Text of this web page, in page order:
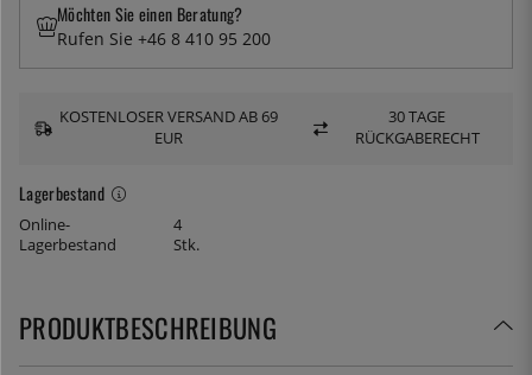
Lagerbestand
Online-
Lagerbestand
4
Stk.
Möchten Sie einen Beratung?
Rufen Sie +46 8 410 95 200
KOSTENLOSER VERSAND AB 69
EUR
30 TAGE
RÜCKGABERECHT
PRODUKTBESCHREIBUNG